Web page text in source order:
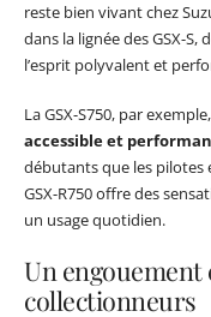
reste bien vivant chez
dans la lignée des GSX-
l’esprit polyvalent et
La GSX-S750, par
accessible et
débutants que les pilotes
GSX-R750 offre des
un usage quotidien.
Un engouement
collectionneurs